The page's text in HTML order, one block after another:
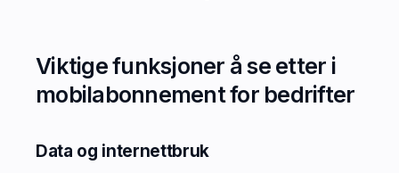
Viktige funksjoner å se etter i
mobilabonnement for bedrifter
Data og internettbruk